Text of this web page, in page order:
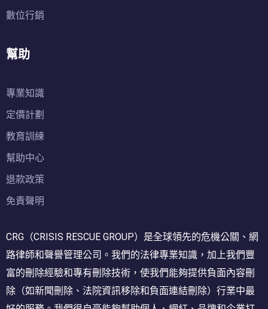
數位行銷
幫助
專業知識
定價計劃
教育訓練
幫助中心
退款政策
免責聲明
CRG（CRISIS RESCUE GROUP）是全球領先的危機公關、網
路律師和聲譽管理公司。我們的法律專業知識，加上我們豐
富的刪除經驗和專有刪除技術，使我們能夠提供負面內容刪
除（如新聞刪除、法院資訊移除和負面連結刪除）行業中最